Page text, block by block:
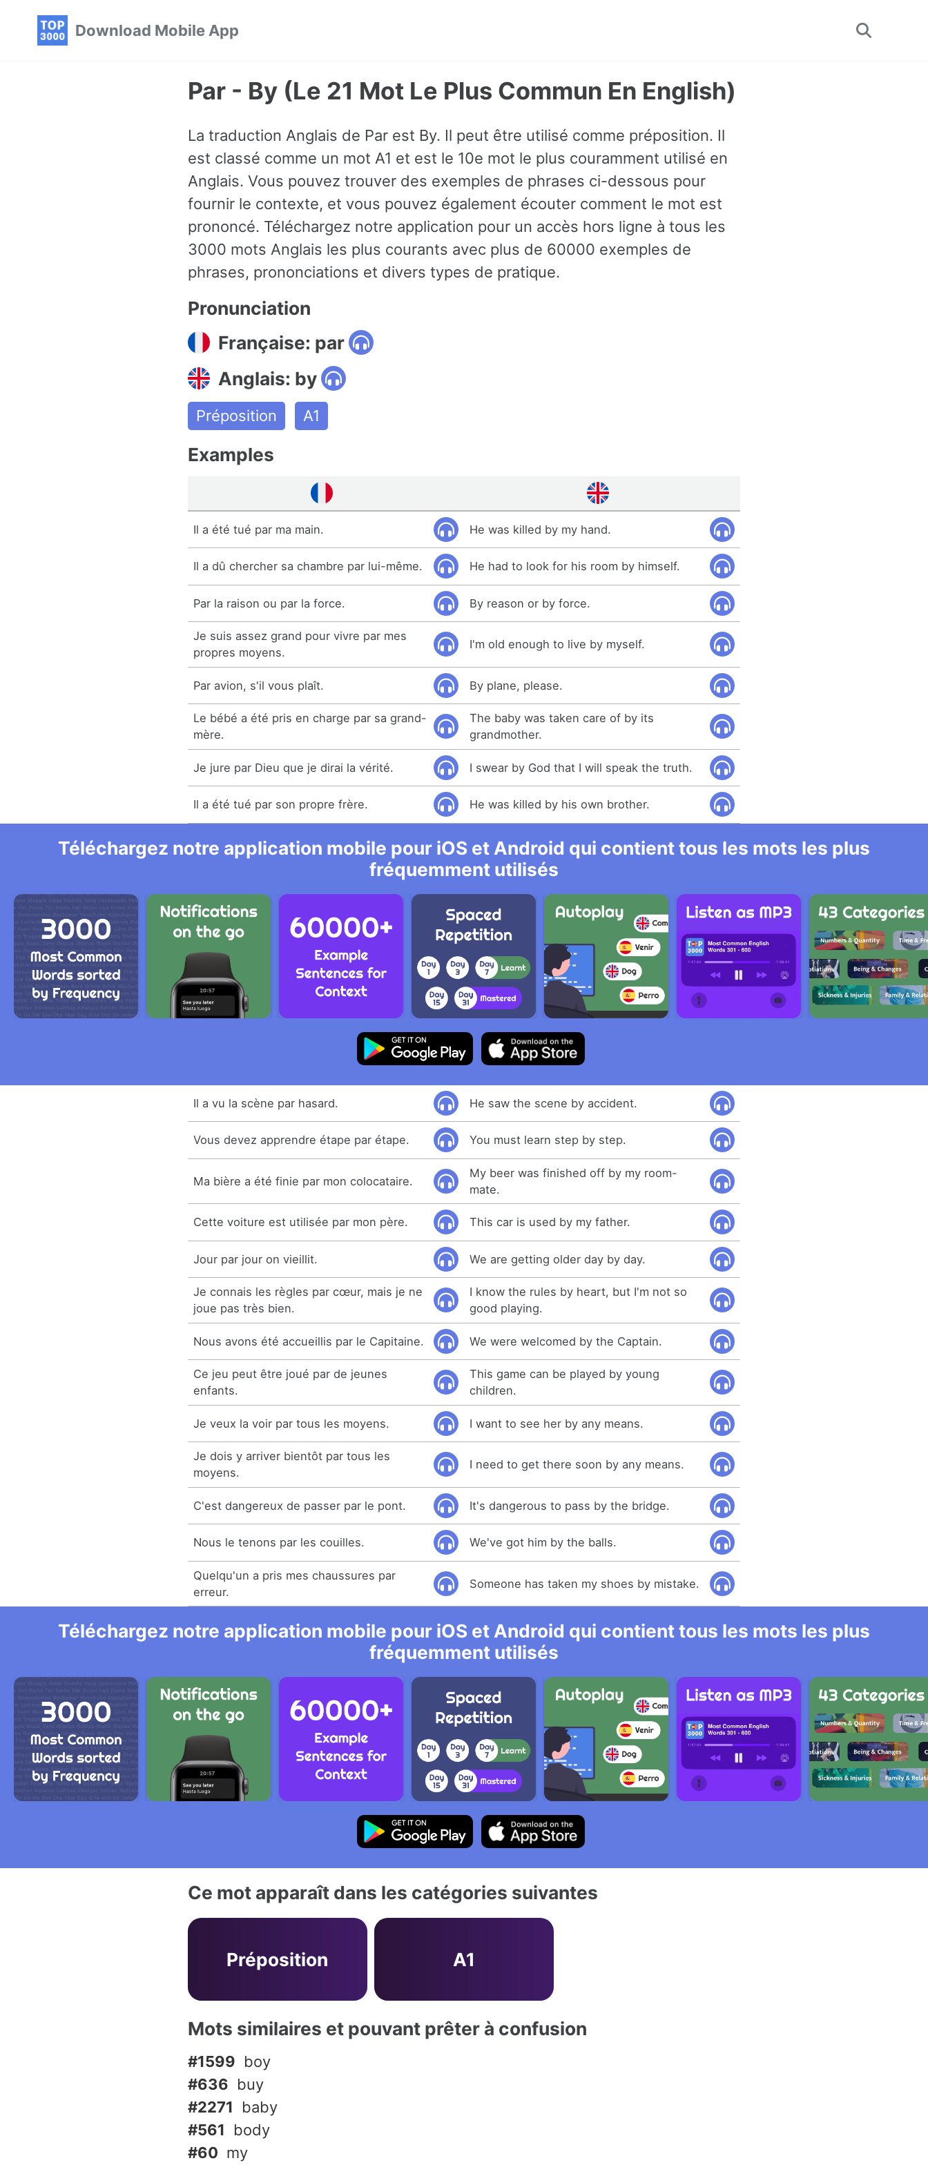
Download Mobile App
Toggle
Par - By (Le 21 Mot Le Plus Commun En English)
La traduction Anglais de Par est By. Il peut être utilisé comme préposition. Il
est classé comme un mot A1 et est le 10e mot le plus couramment utilisé en
Anglais. Vous pouvez trouver des exemples de phrases ci-dessous pour
fournir le contexte, et vous pouvez également écouter comment le mot est
prononcé. Téléchargez notre application pour un accès hors ligne à tous les
3000 mots Anglais les plus courants avec plus de 60000 exemples de
phrases, prononciations et divers types de pratique.
Pronunciation
Française: par
Anglais: by
Préposition A1
Examples
Il a été tué par ma main. He was killed by my hand.
Il a dû chercher sa chambre par lui-même. He had to look for his room by himself.
Par la raison ou par la force. By reason or by force.
Je suis assez grand pour vivre par mes
propres moyens.
I'm old enough to live by myself.
Par avion, s'il vous plaît. By plane, please.
Le bébé a été pris en charge par sa grand-
mère.
The baby was taken care of by its
grandmother.
Je jure par Dieu que je dirai la vérité. I swear by God that I will speak the truth.
Il a été tué par son propre frère. He was killed by his own brother.
Téléchargez notre application mobile pour iOS et Android qui contient tous les mots les plus
fréquemment utilisés
Il a vu la scène par hasard. He saw the scene by accident.
Vous devez apprendre étape par étape. You must learn step by step.
Ma bière a été finie par mon colocataire.
My beer was finished off by my room-
mate.
Cette voiture est utilisée par mon père. This car is used by my father.
Jour par jour on vieillit. We are getting older day by day.
Je connais les règles par cœur, mais je ne
joue pas très bien.
I know the rules by heart, but I'm not so
good playing.
Nous avons été accueillis par le Capitaine. We were welcomed by the Captain.
Ce jeu peut être joué par de jeunes
enfants.
This game can be played by young
children.
Je veux la voir par tous les moyens. I want to see her by any means.
Je dois y arriver bientôt par tous les
moyens.
I need to get there soon by any means.
C'est dangereux de passer par le pont. It's dangerous to pass by the bridge.
Nous le tenons par les couilles. We've got him by the balls.
Quelqu'un a pris mes chaussures par
erreur.
Someone has taken my shoes by mistake.
Téléchargez notre application mobile pour iOS et Android qui contient tous les mots les plus
fréquemment utilisés
Ce mot apparaît dans les catégories suivantes
Préposition A1
Mots similaires et pouvant prêter à confusion
#1599 boy
#636 buy
#2271
baby
#561
body
#60 my